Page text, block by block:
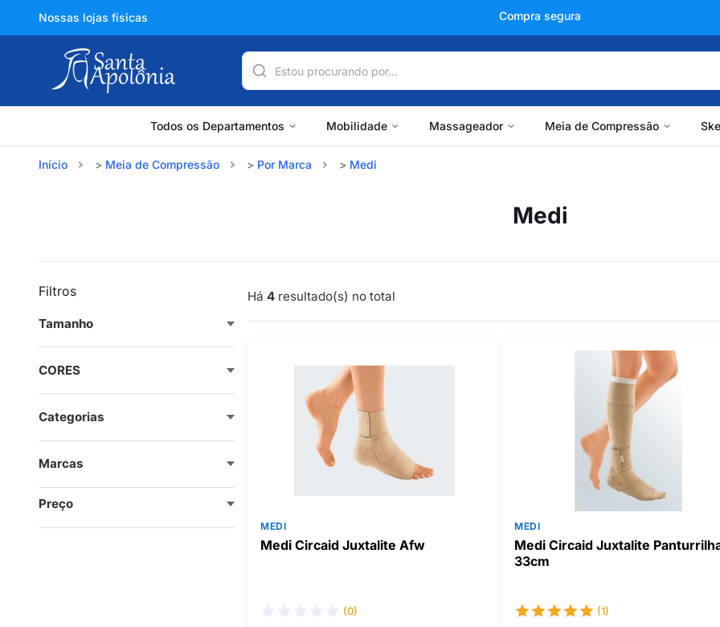
Nossas lojas físicas Compra segura
Todos os Departamentos Mobilidade Massageador Meia de Compressão
Início Meia de Compressão Por Marca Medi
Medi
Filtros
Preço
CORES
Tamanho
Categorias
Marcas
Há 4resultado(s) no total
MEDI
Medi Circaid Juxtalite Afw
(0)
MEDI
Medi Circaid Juxtalite
33cm
(1)